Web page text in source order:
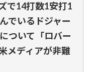
で14打数1安打1
でいるドジャー
ついて「ロバー
メディアが非難